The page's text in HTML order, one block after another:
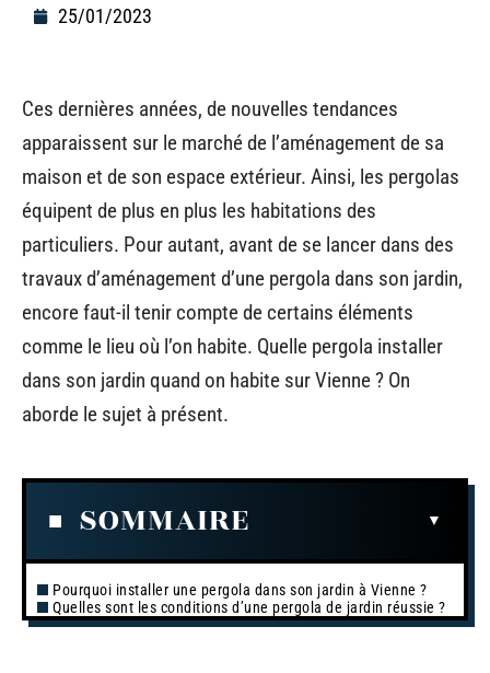
25/01/2023
Ces dernières années, de nouvelles tendances
apparaissent sur le marché de l’aménagement de sa
maison et de son espace extérieur. Ainsi, les pergolas
équipent de plus en plus les habitations des
particuliers. Pour autant, avant de se lancer dans des
travaux d’aménagement d’une pergola dans son jardin,
encore faut-il tenir compte de certains éléments
comme le lieu où l’on habite. Quelle pergola installer
dans son jardin quand on habite sur Vienne ? On
aborde le sujet à présent.
SOMMAIRE
Pourquoi installer une pergola dans son jardin à Vienne ?
Quelles sont les conditions d’une pergola de jardin réussie ?